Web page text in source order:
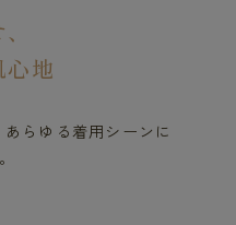
心地
らゆる着用シーンに